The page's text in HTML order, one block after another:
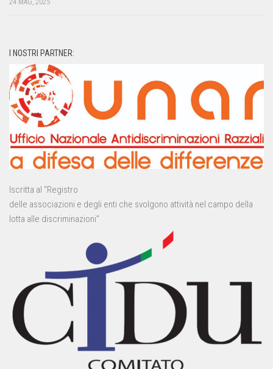
I NOSTRI PARTNER:
Iscritta al “Registro
delle associazioni e degli enti che svolgono attività nel campo della
lotta alle discriminazioni”